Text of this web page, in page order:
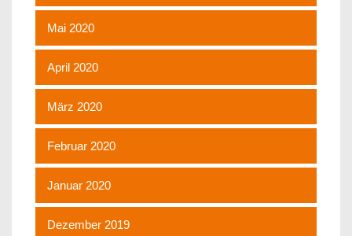
Mai 2020
April 2020
März 2020
Februar 2020
Januar 2020
Dezember 2019